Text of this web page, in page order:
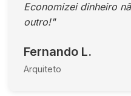
Economizei dinheiro
outro!"
Fernando L.
Arquiteto